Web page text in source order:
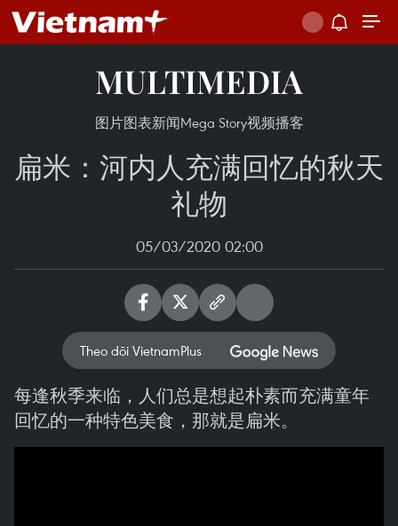
MULTIMEDIA
图片图表新闻Mega Story视频播客
扁米：河内人充满回忆的秋天
礼物
05/03/2020 02:00
Theo dõi VietnamPlus
每逢秋季来临，人们总是想起朴素而充满童年
回忆的一种特色美食，那就是扁米。